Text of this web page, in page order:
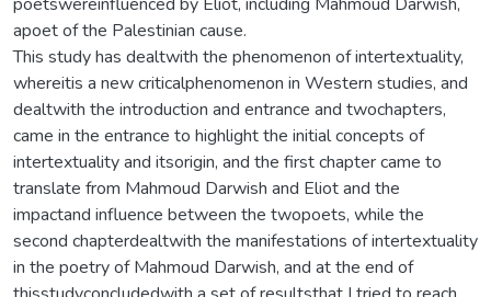
apoet of the Palestinian cause.
This study has dealtwith the phenomenon of intertextuality,
whereitis a new criticalphenomenon in Western studies, and
dealtwith the introduction and entrance and twochapters,
came in the entrance to highlight the initial concepts of
intertextuality and itsorigin, and the first chapter came to
translate from Mahmoud Darwish and Eliot and the
impactand influence between the twopoets, while the
second chapterdealtwith the manifestations of intertextuality
in the poetry of Mahmoud Darwish, and at the end of